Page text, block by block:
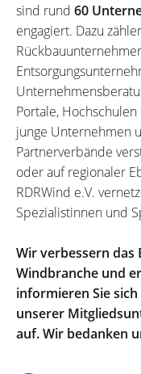
sind rund 60
engagiert. Dazu
Portale,
junge Unternehmen
Partnerverbände
oder auf regionaler
RDRWind e.V.
Spezialistinnen und
Wir verbessern das
Windbranche und
informieren Sie
unserer
auf. Wir bedanken